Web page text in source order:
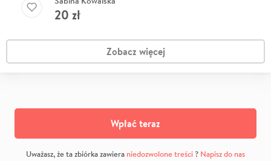
20 zł
Zobacz więcej
Wpłać teraz
Uważasz, że ta zbiórka zawiera niedozwolone treści? Napisz do nas